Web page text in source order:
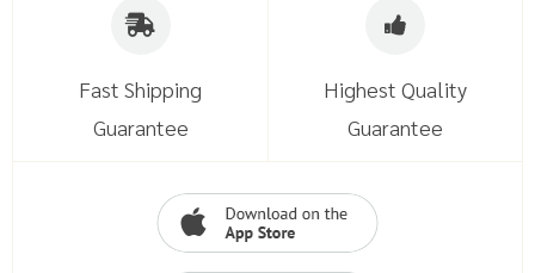
Fast Shipping
Guarantee
Highest Quality
Guarantee